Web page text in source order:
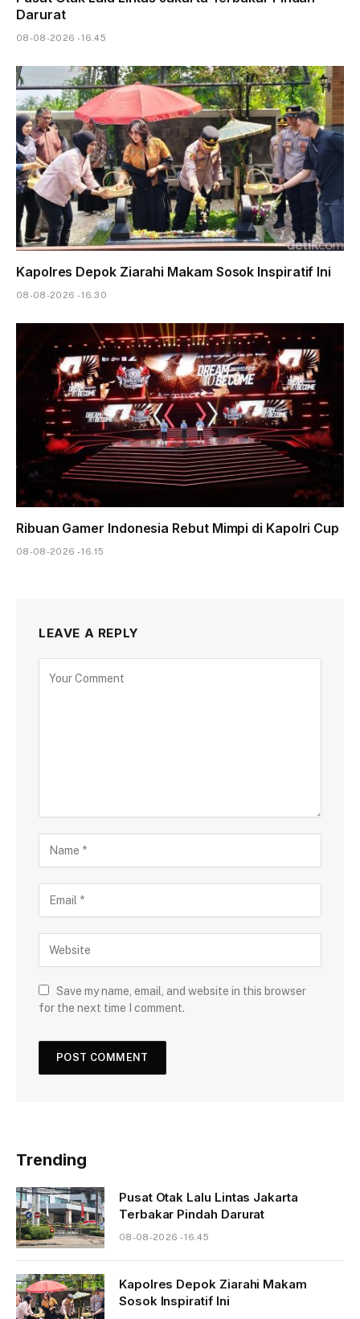
Darurat
08-08-2026 - 16.45
Kapolres Depok Ziarahi Makam Sosok Inspiratif Ini
08-08-2026 - 16.30
Ribuan Gamer Indonesia Rebut Mimpi di Kapolri Cup
08-08-2026 - 16.15
LEAVE A REPLY
Save my name, email, and website in this browser
for the next time I comment.
Trending
Pusat Otak Lalu Lintas Jakarta
Terbakar Pindah Darurat
08-08-2026 - 16.45
Kapolres Depok Ziarahi Makam
Sosok Inspiratif Ini